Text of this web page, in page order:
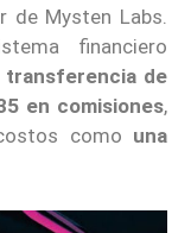
de Mysten Labs.
financiero
transferencia de
en comisiones,
como una